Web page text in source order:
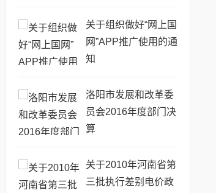
关于组织做好“网上国
网”APP推广使用的通
知
洛阳市发展和改革委
员会2016年度部门决
算
关于2010年河南省第
三批执行差别电价政